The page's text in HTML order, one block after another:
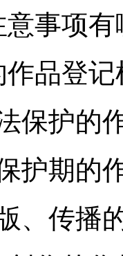
事项有
作品登
保护的
护期的
、传播